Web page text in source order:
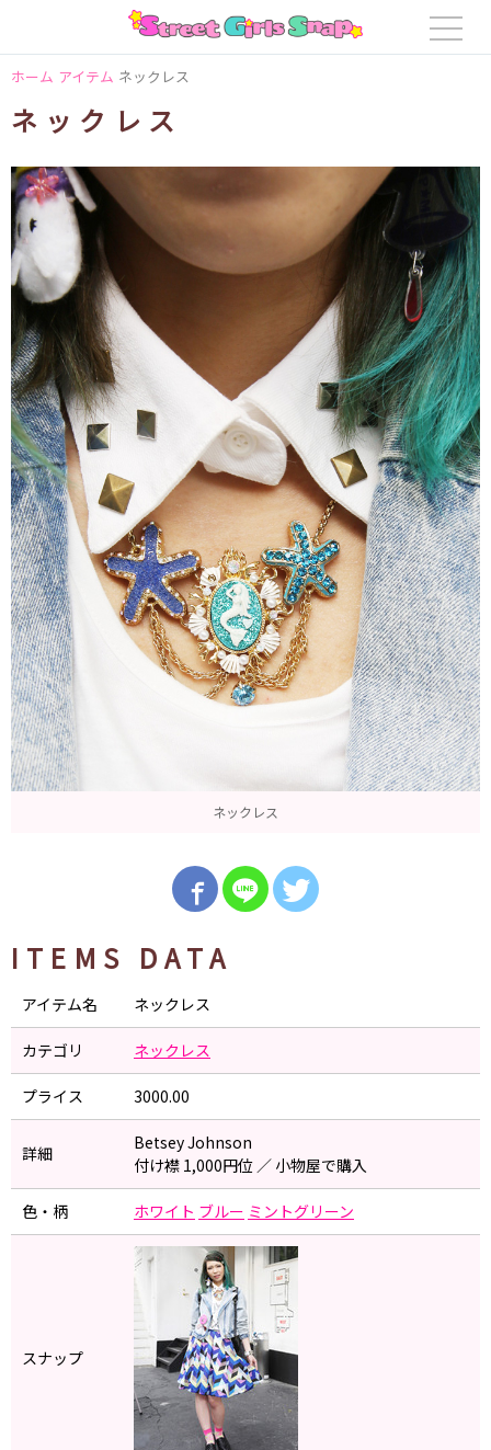
ホーム アイテム ネックレス
ネックレス
ネックレス
ITEMS DATA
アイテム名 ネックレス
カテゴリ ネックレス
プライス 3000.00
詳細
Betsey Johnson
付け襟 1,000円位 ／ 小物屋で購入
色・柄 ホワイト ブルー ミントグリーン
スナップ